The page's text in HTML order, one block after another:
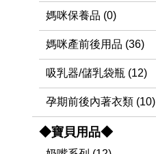
媽咪保養品 (0)
媽咪產前後用品 (36)
吸乳器/儲乳袋瓶 (12)
孕期前後內著衣類 (10)
◆寶貝用品◆